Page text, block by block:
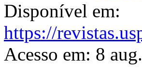
Disponível em:
https://
Acesso em: 8